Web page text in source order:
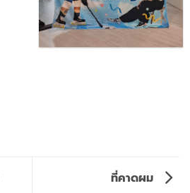
ที่คาดผม